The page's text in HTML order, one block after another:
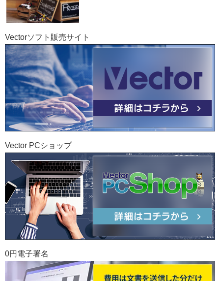
Vectorソフト販売サイト
Vector PCショップ
0円電子署名